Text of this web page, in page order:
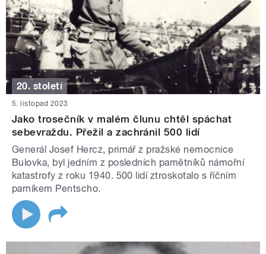
20. století
5. listopad 2023
Jako trosečník v malém člunu chtěl spáchat
sebevraždu. Přežil a zachránil 500 lidí
Generál Josef Hercz, primář z pražské nemocnice
Bulovka, byl jedním z posledních pamětníků námořní
katastrofy z roku 1940. 500 lidí ztroskotalo s říčním
parníkem Pentscho.